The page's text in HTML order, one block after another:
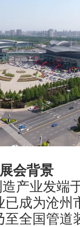
展会背景
产业发端
成为沧州
至全国管道